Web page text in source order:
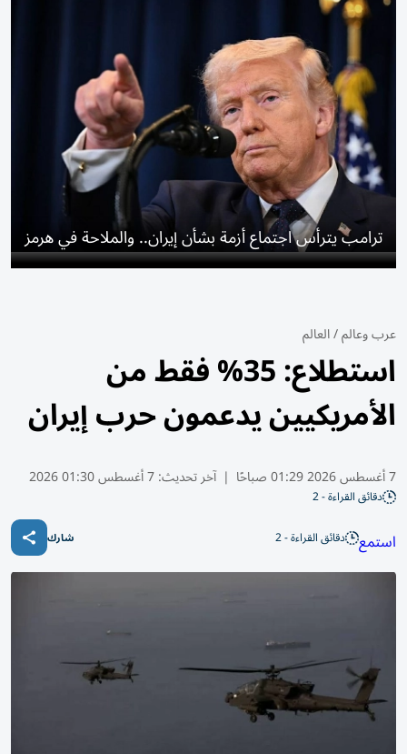
ترامب يترأس اجتماع أزمة بشأن إيران.. والملاحة في هرمز
عرب وعالم/العالم
استطلاع: 35% فقط من
الأمريكيين يدعمون حرب إيران
7 أغسطس 2026 01:29 صباحًا | آخر تحديث:7 أغسطس 01:30 2026
دقائق القراءة - 2
استمع دقائق القراءة - 2 شارك